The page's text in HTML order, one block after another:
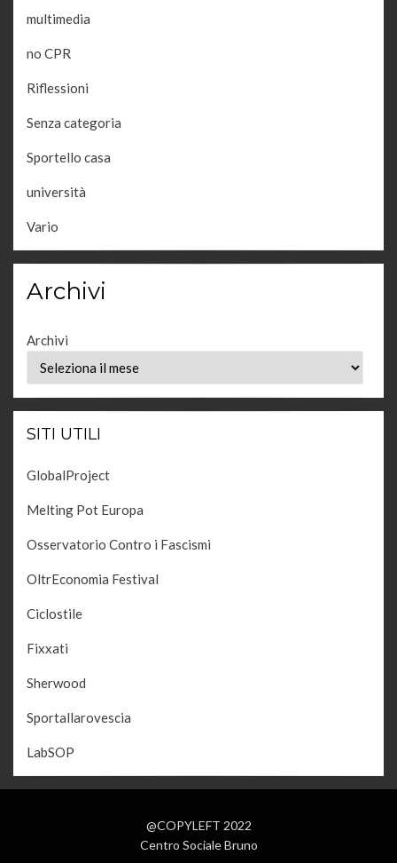
multimedia
no CPR
Riflessioni
Senza categoria
Sportello casa
università
Vario
Archivi
Archivi
SITI UTILI
GlobalProject
Melting Pot Europa
Osservatorio Contro i Fascismi
OltrEconomia Festival
Ciclostile
Fixxati
Sherwood
Sportallarovescia
LabSOP
@COPYLEFT 2022
Centro Sociale Bruno